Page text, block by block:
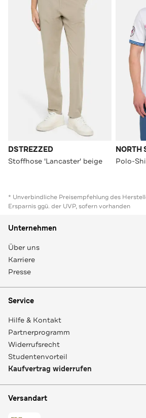
DSTREZZED
Stoffhose 'Lancaster' beige
NORTH
Polo-
* Unverbindliche Preisempfehlung des
Ersparnis ggü. der UVP, sofern vorhanden
Unternehmen
Über uns
Karriere
Presse
Service
Hilfe & Kontakt
Partnerprogramm
Widerrufsrecht
Studentenvorteil
Kaufvertrag widerrufen
Versandart